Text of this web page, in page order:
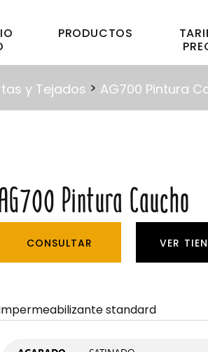
PRODUCTOS
y Tejados > AG700 Pintura
Pintura Caucho
CONSULTAR VER
standard